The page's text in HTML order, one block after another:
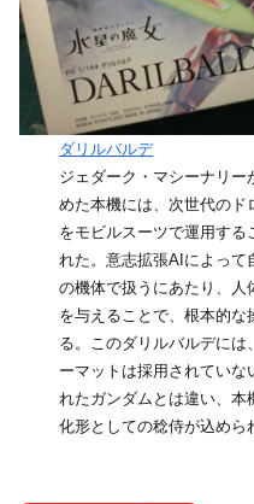
ダリルバルデ
ジェダーク・マシーナリー
めた本機には、次世代のド
をモビルスーツで運用する
れた。意志拡張AIによって
の機体で扱うにあたり、
を与えることで、根本的
る。このダリルバルデには
ーマットは採用されていな
れたガンダムとは違い、本
化形としての稔侍が込めら